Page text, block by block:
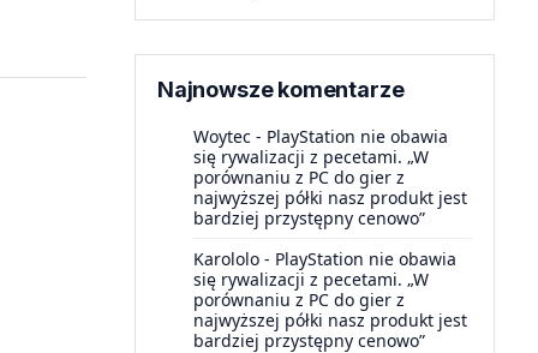
Najnowsze komentarze
Woytec - PlayStation nie obawia
się rywalizacji z pecetami. „W
porównaniu z PC do gier z
najwyższej półki nasz produkt jest
bardziej przystępny cenowo”
Karololo - PlayStation nie obawia
się rywalizacji z pecetami. „W
porównaniu z PC do gier z
najwyższej półki nasz produkt jest
bardziej przystępny cenowo”